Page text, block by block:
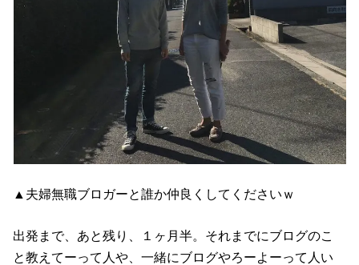
▲夫婦無職ブロガーと誰か仲良くしてくださいｗ
出発まで、あと残り、１ヶ月半。それまでにブログのこ
と教えてーって人や、一緒にブログやろーよーって人い